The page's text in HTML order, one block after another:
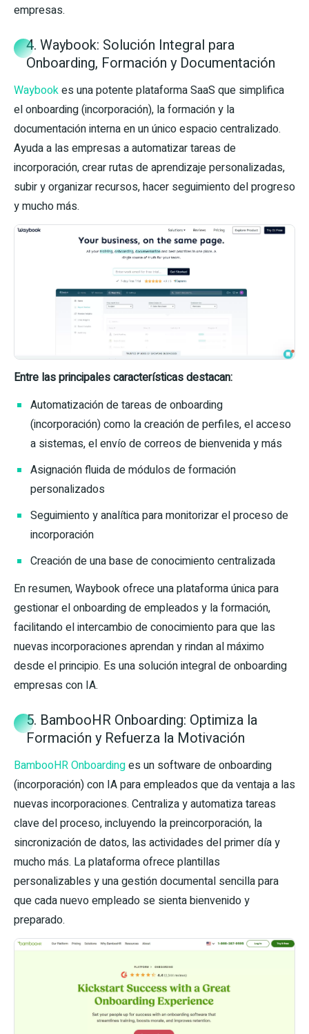
empresas.
4. Waybook: Solución Integral para
Onboarding, Formación y Documentación
Waybookes una potente plataforma SaaS que simplifica
el onboarding (incorporación), la formación y la
documentación interna en un único espacio centralizado.
Ayuda a las empresas a automatizar tareas de
incorporación, crear rutas de aprendizaje personalizadas,
subir y organizar recursos, hacer seguimiento del progreso
y mucho más.
Entre las principales características destacan:
Automatización de tareas de onboarding
(incorporación) como la creación de perfiles, el acceso
a sistemas, el envío de correos de bienvenida y más
Asignación fluida de módulos de formación
personalizados
Seguimiento y analítica para monitorizar el proceso de
incorporación
Creación de una base de conocimiento centralizada
En resumen, Waybook ofrece una plataforma única para
gestionar el onboarding de empleados y la formación,
facilitando el intercambio de conocimiento para que las
nuevas incorporaciones aprendan y rindan al máximo
desde el principio. Es una solución integral de onboarding
empresas con IA.
5. BambooHR Onboarding: Optimiza la
Formación y Refuerza la Motivación
BambooHR Onboardinges un software de onboarding
(incorporación) con IA para empleados que da ventaja a las
nuevas incorporaciones. Centraliza y automatiza tareas
clave del proceso, incluyendo la preincorporación, la
sincronización de datos, las actividades del primer día y
mucho más. La plataforma ofrece plantillas
personalizables y una gestión documental sencilla para
que cada nuevo empleado se sienta bienvenido y
preparado.